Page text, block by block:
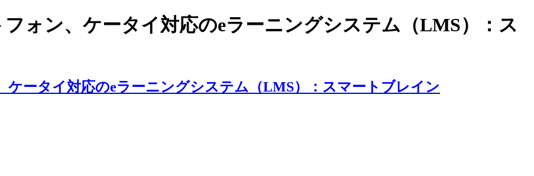
フォン、ケータイ対応のeラーニングシステム（LMS）：ス